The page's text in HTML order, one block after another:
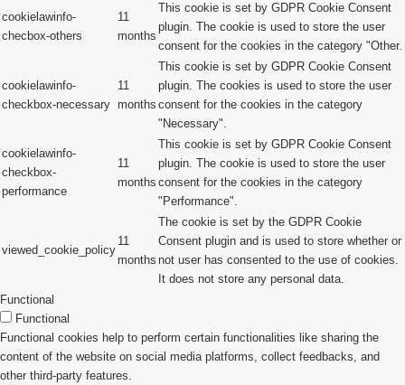
cookielawinfo-
checbox-others
11
months
This cookie is set by GDPR Cookie Consent
plugin. The cookie is used to store the user
consent for the cookies in the category "Other.
cookielawinfo-
checkbox-necessary
11
months
This cookie is set by GDPR Cookie Consent
plugin. The cookies is used to store the user
consent for the cookies in the category
"Necessary".
cookielawinfo-
checkbox-
performance
11
months
This cookie is set by GDPR Cookie Consent
plugin. The cookie is used to store the user
consent for the cookies in the category
"Performance".
viewed_cookie_policy
11
months
The cookie is set by the GDPR Cookie
Consent plugin and is used to store whether or
not user has consented to the use of cookies.
It does not store any personal data.
Functional
Functional
Functional cookies help to perform certain functionalities like sharing the
content of the website on social media platforms, collect feedbacks, and
other third-party features.